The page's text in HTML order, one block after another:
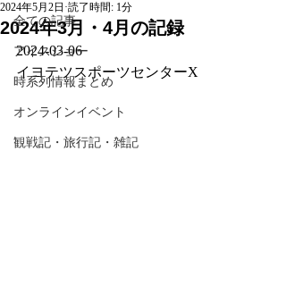
全ての記事
アイスショー
時系列情報まとめ
オンラインイベント
観戦記・旅行記・雑記
2024年3月・4月の記録
2024年5月2日 読了時間: 1分
2024-03-06
イヨテツスポーツセンターX